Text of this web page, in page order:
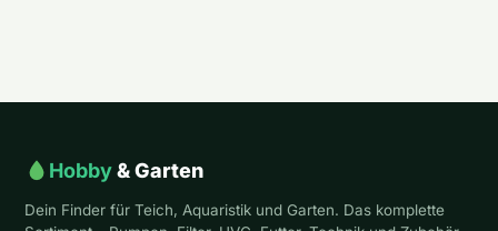
Hobby& Garten
Dein Finder für Teich, Aquaristik und Garten. Das komplette